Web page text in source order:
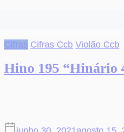
Anunciai
santo
Cifras Cifras Ccb Violão Ccb
Hino 195 “Hinário